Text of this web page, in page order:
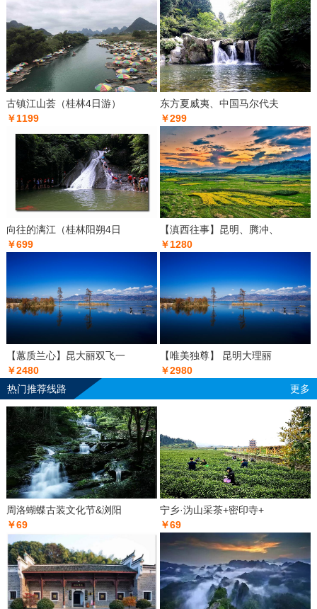
古镇江山荟（桂林4日游）
￥1199
东方夏威夷、中国马尔代夫
￥299
向往的漓江（桂林阳朔4日
￥699
【滇西往事】昆明、腾冲、
￥1280
【蕙质兰心】昆大丽双飞一
￥2480
【唯美独尊】 昆明大理丽
￥2980
热门推荐线路
更多
周洛蝴蝶古装文化节&浏阳
￥69
宁乡·沩山采茶+密印寺+
￥69